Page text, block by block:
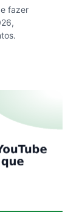
fazer